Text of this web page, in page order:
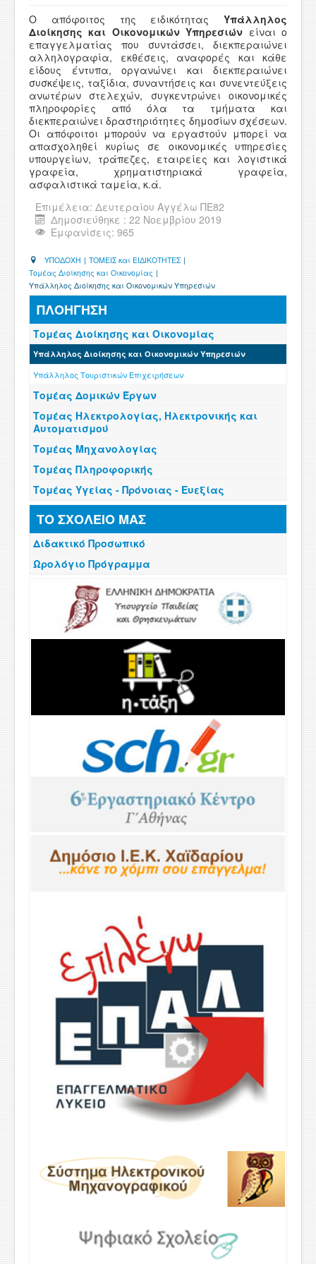
ΕΠΙΚΟΙΝΩΝΙΑ
ΠΕΡΙΟΧΗ ΜΕΛΩΝ
Ο απόφοιτος της ειδικότητας Υπάλληλος
Διοίκησης και Οικονομικών Υπηρεσιών είναι ο
επαγγελματίας που συντάσσει, διεκπεραιώνει
αλληλογραφία, εκθέσεις, αναφορές και κάθε
είδους έντυπα, οργανώνει και διεκπεραιώνει
συσκέψεις, ταξίδια, συναντήσεις και συνεντεύξεις
ανωτέρων στελεχών, συγκεντρώνει οικονομικές
πληροφορίες από όλα τα τμήματα και
διεκπεραιώνει δραστηριότητες δημοσίων σχέσεων.
Οι απόφοιτοι μπορούν να εργαστούν μπορεί να
απασχοληθεί κυρίως σε οικονομικές υπηρεσίες
υπουργείων, τράπεζες, εταιρείες και λογιστικά
γραφεία, χρηματιστηριακά γραφεία,
ασφαλιστικά ταμεία, κ.ά.
Επιμέλεια: Δευτεραίου Αγγέλω ΠΕ82
Δημοσιεύθηκε : 22 Νοεμβρίου 2019
Εμφανίσεις: 965
ΥΠΟΔΟΧΗ | ΤΟΜΕΙΣ και ΕΙΔΙΚΟΤΗΤΕΣ |
Τομέας Διοίκησης και Οικονομίας |
Υπάλληλος Διοίκησης και Οικονομικών Υπηρεσιών
ΠΛΟΗΓΗΣΗ
Τομέας Διοίκησης και Οικονομίας
Υπάλληλος Διοίκησης και Οικονομικών Υπηρεσιών
Υπάλληλος Τουριστικών Επιχειρήσεων
Τομέας Δομικών Έργων
Τομέας Ηλεκτρολογίας, Ηλεκτρονικής και
Αυτοματισμού
Τομέας Μηχανολογίας
Τομέας Πληροφορικής
Τομέας Υγείας - Πρόνοιας - Ευεξίας
ΤΟ ΣΧΟΛΕΙΟ ΜΑΣ
Διδακτικό Προσωπικό
Ωρολόγιο Πρόγραμμα